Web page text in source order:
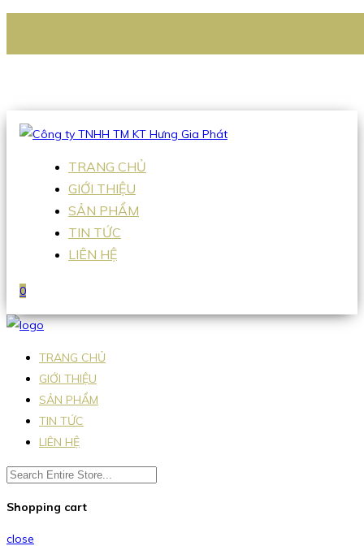
Hotline:0938 336 079
TRANG CHỦ
GIỚI THIỆU
SẢN PHẨM
TIN TỨC
LIÊN HỆ
0
TRANG CHỦ
GIỚI THIỆU
SẢN PHẨM
TIN TỨC
LIÊN HỆ
Shopping cart
close